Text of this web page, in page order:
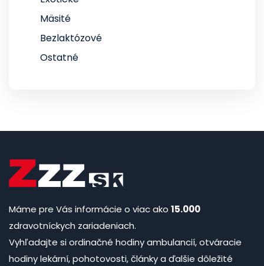
Mäsité
Bezlaktózové
Ostatné
Máme pre Vás informácie o viac ako 15.000
zdravotníckych zariadeniach.
Vyhľadajte si ordinačné hodiny ambulancií, otváracie
hodiny lekární, pohotovosti, články a ďalšie dôležité